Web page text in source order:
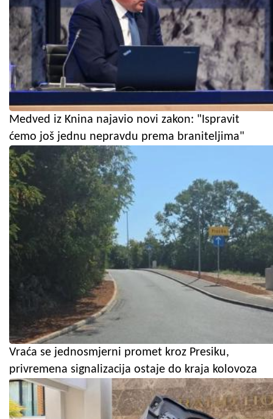
Medved iz Knina najavio novi zakon: "Ispravit
ćemo još jednu nepravdu prema braniteljima"
Vraća se jednosmjerni promet kroz Presiku,
privremena signalizacija ostaje do kraja kolovoza